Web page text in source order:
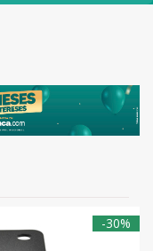
-30%